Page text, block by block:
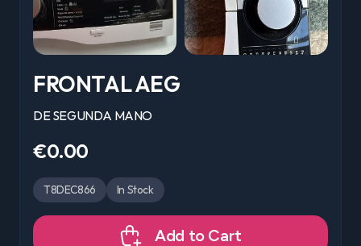
FRONTAL AEG
DE SEGUNDA MANO
€0.00
T8DEC866 In Stock
Add to Cart